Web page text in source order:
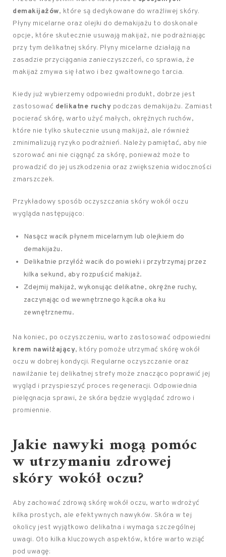
demakijażów, które są dedykowane do wrażliwej skóry.
Płyny micelarne oraz olejki do demakijażu to doskonałe
opcje, które skutecznie usuwają makijaż, nie podrażniając
przy tym delikatnej skóry. Płyny micelarne działają na
zasadzie przyciągania zanieczyszczeń, co sprawia, że
makijaż zmywa się łatwo i bez gwałtownego tarcia.
Kiedy już wybierzemy odpowiedni produkt, dobrze jest
zastosować delikatne ruchy podczas demakijażu. Zamiast
pocierać skórę, warto użyć małych, okrężnych ruchów,
które nie tylko skutecznie usuną makijaż, ale również
zminimalizują ryzyko podrażnień. Należy pamiętać, aby nie
szorować ani nie ciągnąć za skórę, ponieważ może to
prowadzić do jej uszkodzenia oraz zwiększenia widoczności
zmarszczek.
Przykładowy sposób oczyszczania skóry wokół oczu
wygląda następująco:
Nasącz wacik płynem micelarnym lub olejkiem do
demakijażu.
Delikatnie przyłóż wacik do powieki i przytrzymaj przez
kilka sekund, aby rozpuścić makijaż.
Zdejmij makijaż, wykonując delikatne, okrężne ruchy,
zaczynając od wewnętrznego kącika oka ku
zewnętrznemu.
Na koniec, po oczyszczeniu, warto zastosować odpowiedni
krem nawilżający, który pomoże utrzymać skórę wokół
oczu w dobrej kondycji. Regularne oczyszczanie oraz
nawilżanie tej delikatnej strefy może znacząco poprawić jej
wygląd i przyspieszyć proces regeneracji. Odpowiednia
pielęgnacja sprawi, że skóra będzie wyglądać zdrowo i
promiennie.
Jakie nawyki mogą pomóc
w utrzymaniu zdrowej
skóry wokół oczu?
Aby zachować zdrową skórę wokół oczu, warto wdrożyć
kilka prostych, ale efektywnych nawyków. Skóra w tej
okolicy jest wyjątkowo delikatna i wymaga szczególnej
uwagi. Oto kilka kluczowych aspektów, które warto wziąć
pod uwagę: